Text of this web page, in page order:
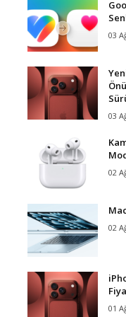
03
03
02
02
01